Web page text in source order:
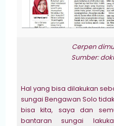
Cerpen
Sumber:
Hal yang bisa dilakukan
sungai Bengawan Solo
bisa kita, saya dan
bantaran sungai